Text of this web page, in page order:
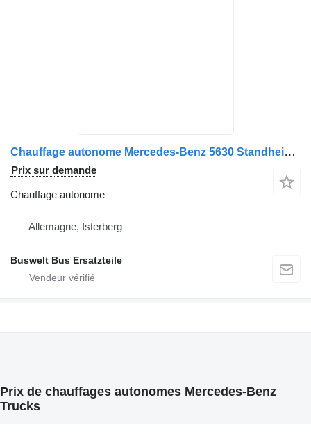
Chauffage autonome Mercedes-Benz 5630 Standheizung Spheros Thermo 350 komplett aus pour bus Setra 400 serie
Prix sur demande
Chauffage autonome
Allemagne, Isterberg
Buswelt Bus Ersatzteile
Prix de chauffages autonomes Mercedes-Benz
Trucks